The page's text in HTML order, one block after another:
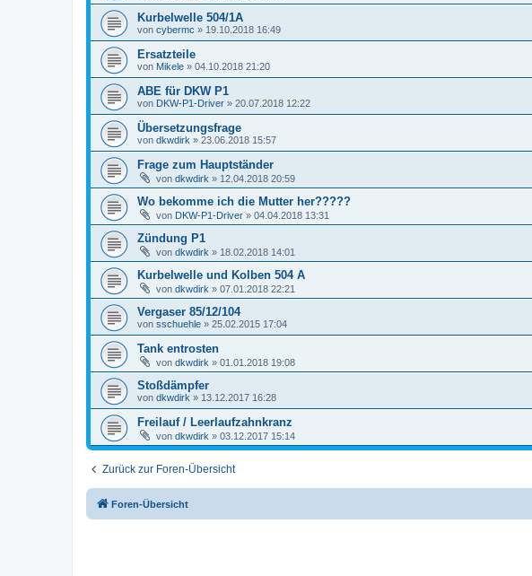
Kurbelwelle 504/1A
von cybermc » 19.10.2018 16:49
Ersatzteile
von Mikele » 04.10.2018 21:20
ABE für DKW P1
von DKW-P1-Driver » 20.07.2018 12:22
Übersetzungsfrage
von dkwdirk » 23.06.2018 15:57
Frage zum Hauptständer
von dkwdirk » 12.04.2018 20:59
Wo bekomme ich die Mutter her?????
von DKW-P1-Driver » 04.04.2018 13:31
Zündung P1
von dkwdirk » 18.02.2018 14:01
Kurbelwelle und Kolben 504 A
von dkwdirk » 07.01.2018 22:21
Vergaser 85/12/104
von sschuehle » 25.02.2015 17:04
Tank entrosten
von dkwdirk » 01.01.2018 19:08
Stoßdämpfer
von dkwdirk » 13.12.2017 16:28
Freilauf / Leerlaufzahnkranz
von dkwdirk » 03.12.2017 15:14
Zurück zur Foren-Übersicht
Foren-Übersicht